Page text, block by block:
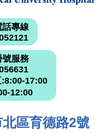
話專線
號服務
17:00
12:00
區育德路2號